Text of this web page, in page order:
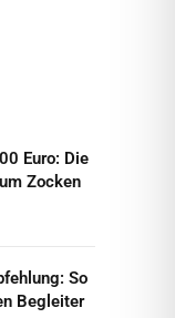
Euro: Die
Zocken
So
Begleiter